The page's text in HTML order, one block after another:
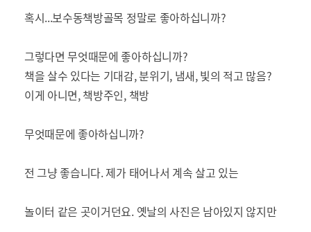
혹시...보수동책방골목 정말로 좋아하십니까?
그렇다면 무엇때문에 좋아하십니까?
책을 살수 있다는 기대감, 분위기, 냄새, 빛의 적고 많음?
이게 아니면, 책방주인, 책방
무엇때문에 좋아하십니까?
전 그냥 좋습니다. 제가 태어나서 계속 살고 있는
놀이터 같은 곳이거던요. 옛날의 사진은 남아있지 않지만